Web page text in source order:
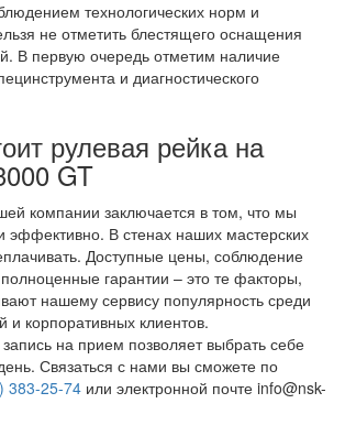
технологических норм и
не отметить блестящего оснащения
В первую очередь отметим наличие
и диагностического
рулевая рейка на
GT
компании заключается в том, что мы
эффективно. В стенах наших мастерских
Доступные цены, соблюдение
гарантии – это те факторы,
нашему сервису популярность среди
и корпоративных клиентов.
на прием позволяет выбрать себе
Связаться с нами вы сможете по
383-25-74 или электронной почте info@nsk-